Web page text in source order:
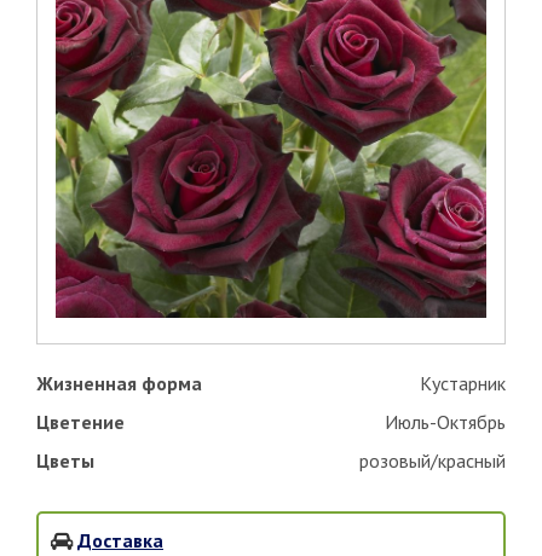
Жизненная форма
Кустарник
Цветение
Июль-Октябрь
Цветы
розовый/красный
Доставка